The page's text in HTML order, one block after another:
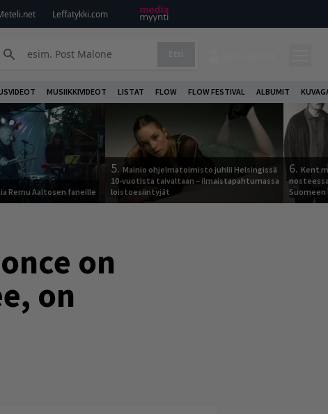
Leffatykki.com
MUSIIKKIVIDEOT LISTAT FLOW FLOW FESTIVAL ALBUMIT
Remu Aaltosen faneille
5. Mainio ohjelmatoimisto juhlii Helsingissä
10-vuotista taivaltaan – ilmaistapahtumassa
loistoesiintyjät
6. Kent
Suomeen
on
on